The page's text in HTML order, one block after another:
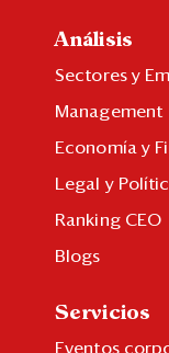
Análisis
Sectores y
Management
Economía y
Legal y
Ranking CEO
Blogs
Servicios
Eventos